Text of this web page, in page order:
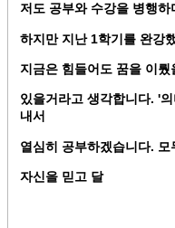
저도 공부와 수강을 병행
하지만 지난 1학기를 완강
지금은 힘들어도 꿈을 이
있을거라고 생각합니다. '
내서
열심히 공부하겠습니다.
자신을 믿고 달